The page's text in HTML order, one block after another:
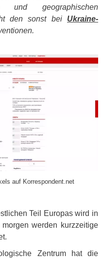
geographischen
den sonst bei Ukraine-
auf Korrespondent.net
Teil Europas wird in
werden kurzzeitige
Zentrum hat die